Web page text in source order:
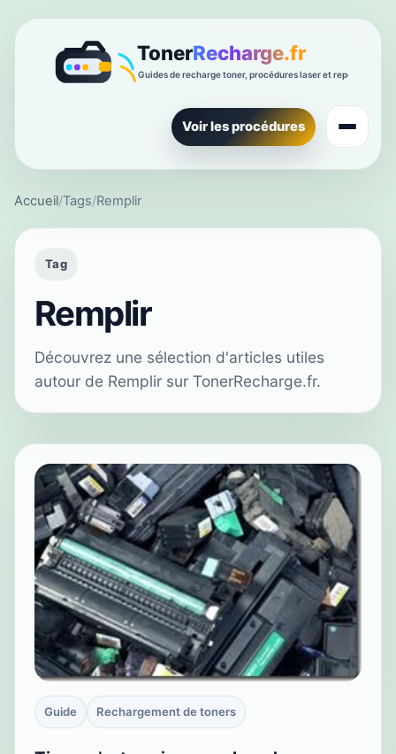
Voir les procédures
Accueil/Tags/Remplir
Tag
Remplir
Découvrez une sélection d'articles utiles
autour de Remplir sur TonerRecharge.fr.
Guide Rechargement de toners